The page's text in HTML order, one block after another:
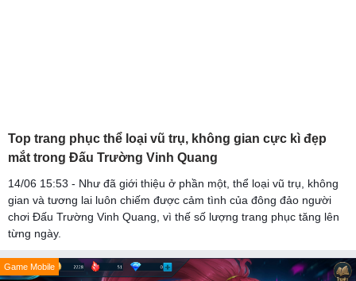
Top trang phục thể loại vũ trụ, không gian cực kì đẹp
mắt trong Đấu Trường Vinh Quang
14/06 15:53 - Như đã giới thiệu ở phần một, thể loại vũ trụ, không
gian và tương lai luôn chiếm được cảm tình của đông đảo người
chơi Đấu Trường Vinh Quang, vì thế số lượng trang phục tăng lên
từng ngày.
Game Mobile